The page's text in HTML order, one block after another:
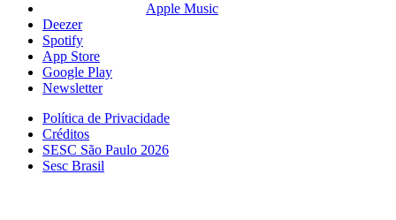
Apple Music
Deezer
Spotify
App Store
Google Play
Newsletter
Política de Privacidade
Créditos
SESC São Paulo 2026
Sesc Brasil